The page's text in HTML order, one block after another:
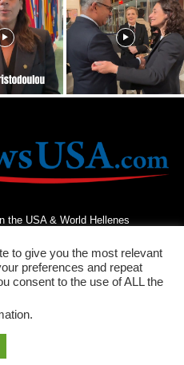
the USA & World Hellenes
to give you the most relevant
preferences and repeat
consent to the use of ALL the
.